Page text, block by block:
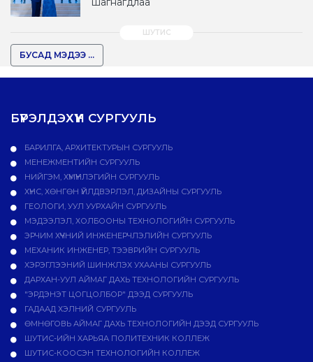
БУСАД МЭДЭЭ ...
БҮРЭЛДЭХҮҮН СУРГУУЛЬ
БАРИЛГА, АРХИТЕКТУРЫН СУРГУУЛЬ
МЕНЕЖМЕНТИЙН СУРГУУЛЬ
НИЙГЭМ, ХҮМҮҮНЛЭГИЙН СУРГУУЛЬ
ХҮНС, ХӨНГӨН ҮЙЛДВЭРЛЭЛ, ДИЗАЙНЫ СУРГУУЛЬ
ГЕОЛОГИ, УУЛ УУРХАЙН СУРГУУЛЬ
МЭДЭЭЛЭЛ, ХОЛБООНЫ ТЕХНОЛОГИЙН СУРГУУЛЬ
ЭРЧИМ ХҮЧНИЙ ИНЖЕНЕРЧЛЭЛИЙН СУРГУУЛЬ
МЕХАНИК ИНЖЕНЕР, ТЭЭВРИЙН СУРГУУЛЬ
ХЭРЭГЛЭЭНИЙ ШИНЖЛЭХ УХААНЫ СУРГУУЛЬ
ДАРХАН-УУЛ АЙМАГ ДАХЬ ТЕХНОЛОГИЙН СУРГУУЛЬ
"ЭРДЭНЭТ ЦОГЦОЛБОР" ДЭЭД СУРГУУЛЬ
ГАДААД ХЭЛНИЙ СУРГУУЛЬ
ӨМНӨГОВЬ АЙМАГ ДАХЬ ТЕХНОЛОГИЙН ДЭЭД СУРГУУЛЬ
ШУТИС-ИЙН ХАРЬЯА ПОЛИТЕХНИК КОЛЛЕЖ
ШУТИС-КООСЭН ТЕХНОЛОГИЙН КОЛЛЕЖ